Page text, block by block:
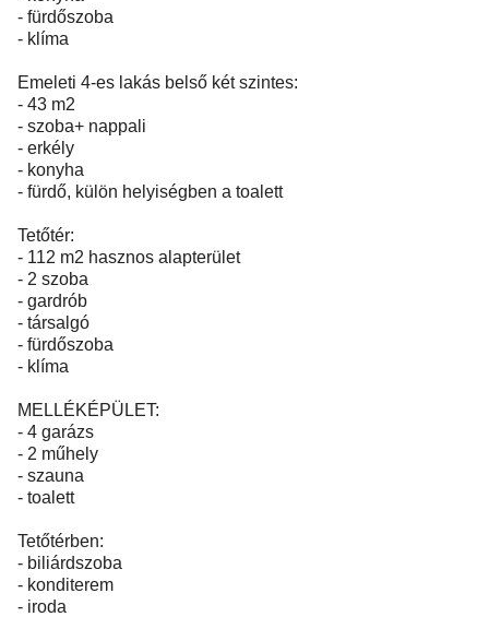
- fürdőszoba
- klíma
Emeleti 4-es lakás belső két szintes:
- 43 m2
- szoba+ nappali
- erkély
- konyha
- fürdő, külön helyiségben a toalett
Tetőtér:
- 112 m2 hasznos alapterület
- 2 szoba
- gardrób
- társalgó
- fürdőszoba
- klíma
MELLÉKÉPÜLET:
- 4 garázs
- 2 műhely
- szauna
- toalett
Tetőtérben:
- biliárdszoba
- konditerem
- iroda